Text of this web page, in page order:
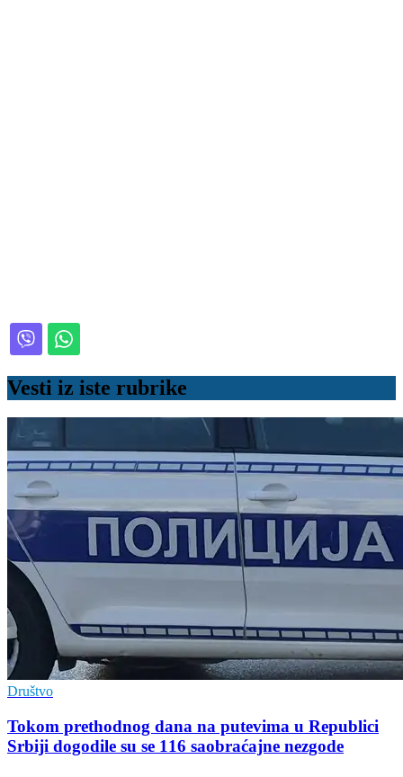
Vesti iz iste rubrike
Društvo
Tokom prethodnog dana na putevima u Republici
Srbiji dogodile su se 116 saobraćajne nezgode